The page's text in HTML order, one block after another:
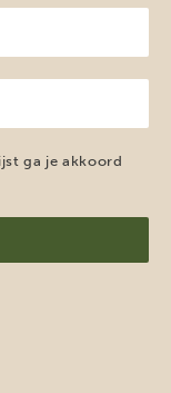
ga je akkoord